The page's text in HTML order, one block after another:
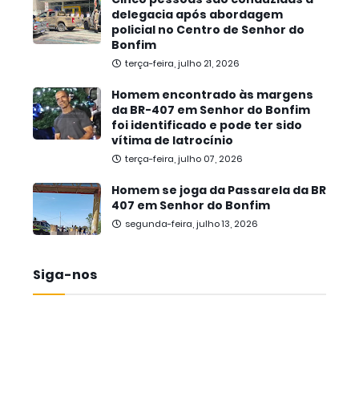
delegacia após abordagem
policial no Centro de Senhor do
Bonfim
terça-feira, julho 21, 2026
Homem encontrado às margens
da BR-407 em Senhor do Bonfim
foi identificado e pode ter sido
vítima de latrocínio
terça-feira, julho 07, 2026
Homem se joga da Passarela da BR
407 em Senhor do Bonfim
segunda-feira, julho 13, 2026
Siga-nos